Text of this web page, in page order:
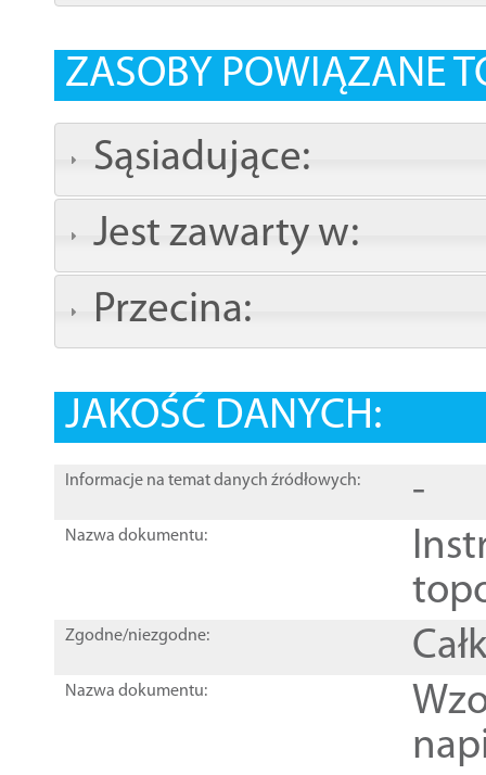
ZASOBY POWIĄZANE
Sąsiadujące:
Jest zawarty w:
Przecina:
JAKOŚĆ DANYCH:
Informacje na temat danych źródłowych: -
Nazwa dokumentu:
Zgodne/niezgodne:
Nazwa dokumentu: